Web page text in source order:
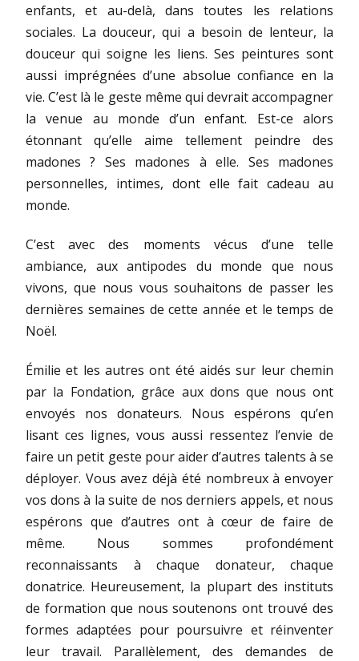
enfants, et au-delà, dans toutes les relations
sociales. La douceur, qui a besoin de lenteur, la
douceur qui soigne les liens. Ses peintures sont
aussi imprégnées d’une absolue confiance en la
vie. C’est là le geste même qui devrait accompagner
la venue au monde d’un enfant. Est-ce alors
étonnant qu’elle aime tellement peindre des
madones ? Ses madones à elle. Ses madones
personnelles, intimes, dont elle fait cadeau au
monde.
C’est avec des moments vécus d’une telle
ambiance, aux antipodes du monde que nous
vivons, que nous vous souhaitons de passer les
dernières semaines de cette année et le temps de
Noël.
Émilie et les autres ont été aidés sur leur chemin
par la Fondation, grâce aux dons que nous ont
envoyés nos donateurs. Nous espérons qu’en
lisant ces lignes, vous aussi ressentez l’envie de
faire un petit geste pour aider d’autres talents à se
déployer. Vous avez déjà été nombreux à envoyer
vos dons à la suite de nos derniers appels, et nous
espérons que d’autres ont à cœur de faire de
même. Nous sommes profondément
reconnaissants à chaque donateur, chaque
donatrice. Heureusement, la plupart des instituts
de formation que nous soutenons ont trouvé des
formes adaptées pour poursuivre et réinventer
leur travail. Parallèlement, des demandes de